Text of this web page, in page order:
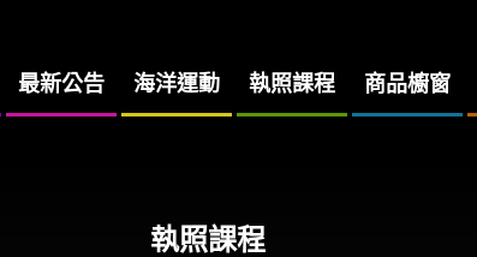
最新公告 海洋運動 執照課程 商品櫥窗
執照課程